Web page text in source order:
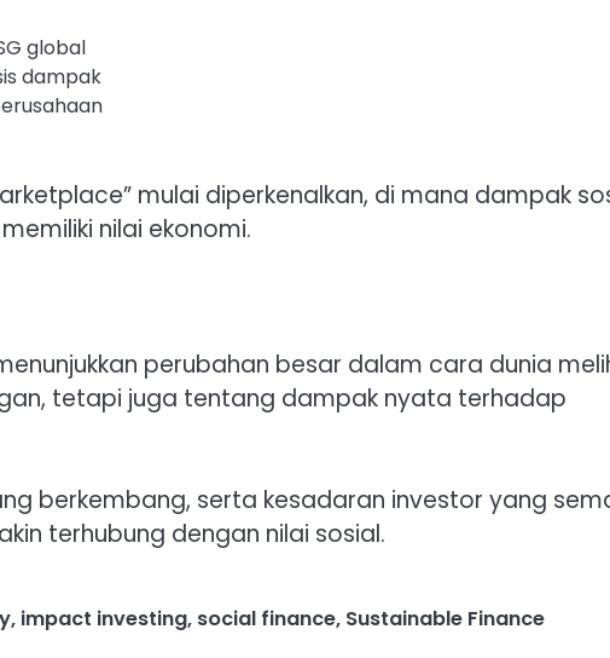
global
dampak
mulai diperkenalkan, di mana dampak
nilai ekonomi.
perubahan besar dalam cara dunia
tetapi juga tentang dampak nyata terhadap
berkembang, serta kesadaran investor yang
terhubung dengan nilai sosial.
, impact investing, social finance, Sustainable Finance